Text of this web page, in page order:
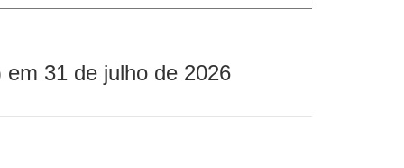
31 de julho de 2026